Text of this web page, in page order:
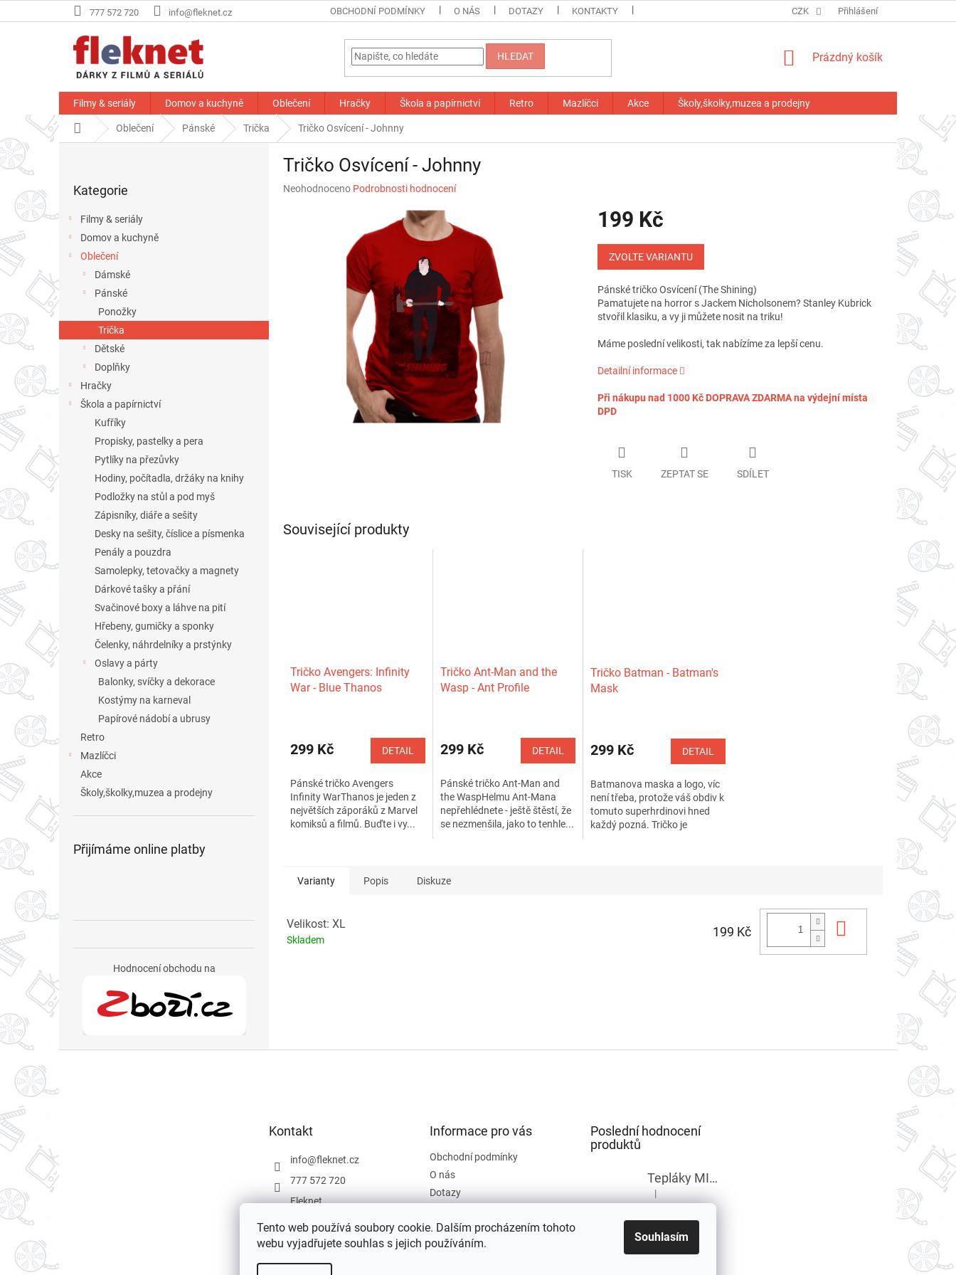
Tento web používá soubory cookie. Dalším procházením tohoto
webu vyjadřujete souhlas s jejich používáním.
Souhlasím
na
777 572 720 info@fleknet.cz OBCHODNÍ PODMÍNKY O NÁS DOTAZY KONTAKTY CZK Přihlášení
HLEDAT
NÁKUPNÍ
Prázdný košík
Filmy & seriály Domov a kuchyně Oblečení Hračky Škola a papírnictví Retro Mazlíčci Akce Školy,školky,muzea a prodejny
Domů Oblečení Pánské Trička Tričko Osvícení - Johnny
r
p
a
n
e
kategorie
Kategorie
Filmy & seriály
Domov a kuchyně
Oblečení
Dámské
Pánské
Ponožky
Trička
Dětské
Doplňky
Hračky
Škola a papírnictví
Kufříky
Propisky, pastelky a pera
Pytlíky na přezůvky
Hodiny, počítadla, držáky na knihy
Podložky na stůl a pod myš
Zápisníky, diáře a sešity
Desky na sešity, číslice a písmenka
Penály a pouzdra
Samolepky, tetovačky a magnety
Dárkové tašky a přání
Svačinové boxy a láhve na pití
Hřebeny, gumičky a sponky
Čelenky, náhrdelníky a prstýnky
Oslavy a párty
Balonky, svíčky a dekorace
Kostýmy na karneval
Papírové nádobí a ubrusy
Retro
Mazlíčci
Akce
Školy,školky,muzea a prodejny
Přijímáme online platby
Hodnocení obchodu na
Tričko Osvícení - Johnny
Průměrné
Neohodnoceno Podrobnosti hodnocení
199 Kč
Měrná
cena:
ZVOLTE VARIANTU
Pánské tričko Osvícení (The Shining)
Pamatujete na horror s Jackem Nicholsonem? Stanley Kubrick
stvořil klasiku, a vy ji můžete nosit na triku!
Máme poslední velikosti, tak nabízíme za lepší cenu.
Detailní informace
Při nákupu nad 1000 Kč DOPRAVA ZDARMA na výdejní místa
DPD
TISK ZEPTAT SE SDÍLET
Související produkty
Tričko Avengers: Infinity
War - Blue Thanos
299 Kč DETAIL
Pánské tričko Avengers
Infinity WarThanos je jeden z
největších záporáků z Marvel
komiksů a filmů. Buďte i vy...
Tričko Ant-Man and the
Wasp - Ant Profile
299 Kč DETAIL
Pánské tričko Ant-Man and
the WaspHelmu Ant-Mana
nepřehlédnete - ještě štěstí, že
se nezmenšila, jako to tenhle...
Tričko Batman - Batman's
Mask
299 Kč DETAIL
Batmanova maska a logo, víc
není třeba, protože váš obdiv k
tomuto superhrdinovi hned
každý pozná. Tričko je
Varianty Popis Diskuze
Velikost: XL
Skladem
199 Kč Do košíku
t
í
Kontakt
info@fleknet.cz
777 572 720
Fleknet
Fleknet
Informace pro vás
Obchodní podmínky
O nás
Dotazy
Hodnocení obchodu
Poslední hodnocení
produktů
Tepláky MINECRAFT chlapecké
Hodnocení produktu je 5 z 5 hvězdiček.
|